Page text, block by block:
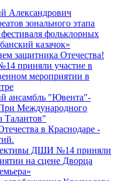
Александрович
зонального этапа
фольклорных
казачок»
защитника Отечества!
приняли участие в
мероприятии в
ансамбль "Ювента"-
Международного
Талантов"
в Краснодаре -
ДШИ №14 приняли
на сцене Дворца